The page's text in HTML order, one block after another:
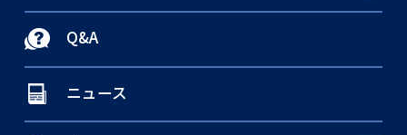
Q&A
ニュース